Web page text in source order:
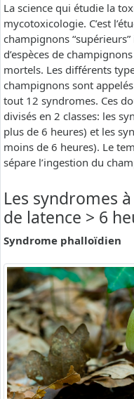
La science qui étudie la
mycotoxicologie. C’est
champignons
d’espèces de
mortels. Les différents
champignons sont
tout 12 syndromes. Ces
divisés en 2 classes: les
plus de 6 heures) et les
moins de 6 heures). Le
sépare l’ingestion du
Les syndromes
de latence > 6
Syndrome phalloïdien